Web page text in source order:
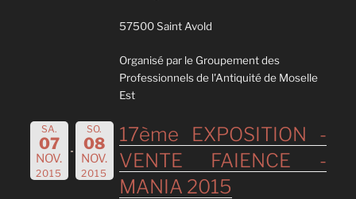
57500 Saint Avold
Organisé par le Groupement des
Professionnels de l'Antiquité de Moselle
Est
SA.
07
NOV.
2015
SO.
08
NOV.
2015
17ème EXPOSITION -
VENTE FAIENCE -
MANIA 2015